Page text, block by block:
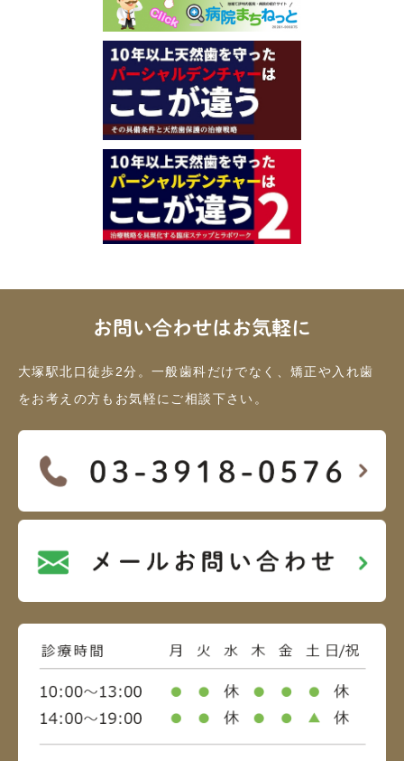
お問い合わせはお気軽に
大塚駅北口徒歩2分。一般歯科だけでなく、矯正や入れ歯
をお考えの方もお気軽にご相談下さい。